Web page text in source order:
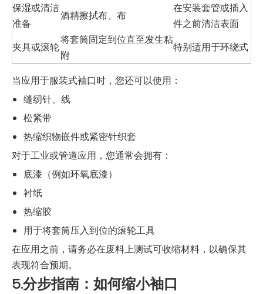
保湿或清洁
准备
酒精擦拭布、布
在安装套管或插入
件之前清洁表面
夹具或滚轮
将套筒固定到位直至发生粘
附
特别适用于环绕式
当应用于服装式袖口时，您还可以使用：
缝纫针、线
松紧带
热缩织物嵌件或紧密针织套
对于工业或管道应用，您通常会拥有：
底漆（例如环氧底漆）
衬纸
热缩胶
用于将套筒压入到位的滚轮工具
在应用之前，请务必在废料上测试可收缩材料，以确保其
表现符合预期。
5.分步指南：如何缩小袖口